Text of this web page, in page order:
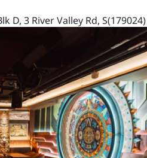
D, 3 River Valley Rd, S(179024)